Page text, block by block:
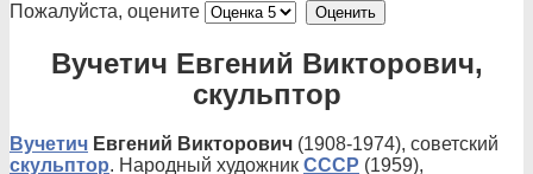
Пожалуйста, оцените
Вучетич Евгений Викторович,
скульптор
Вучетич Евгений Викторович (1908-1974), советский
скульптор. Народный художник СССР (1959),